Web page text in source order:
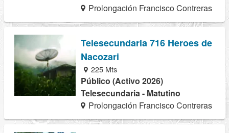
Prolongación Francisco Contreras
Telesecundaria 716 Heroes de
Nacozari
225 Mts
Público (Activo 2026)
Telesecundaria - Matutino
Prolongación Francisco Contreras